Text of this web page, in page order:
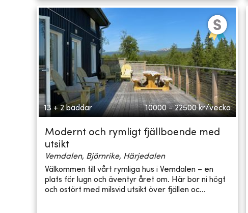
13 + 2 bäddar 10000 - 22500 kr/vecka
Modernt och rymligt fjällboende med
utsikt
Vemdalen, Björnrike, Härjedalen
Välkommen till vårt rymliga hus i Vemdalen – en
plats för lugn och äventyr året om. Här bor ni högt
och ostört med milsvid utsikt över fjällen oc...